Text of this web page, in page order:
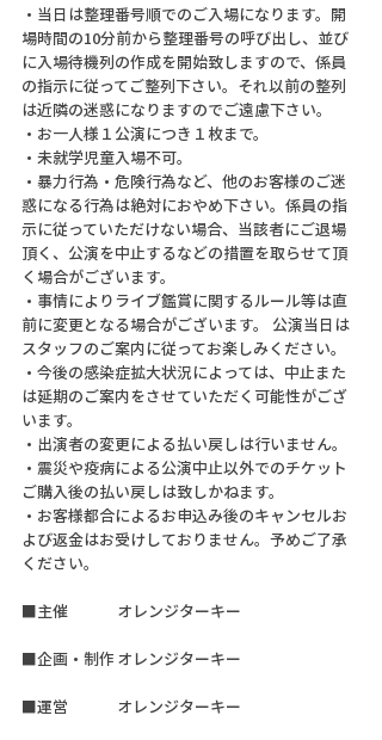
・当日は整理番号順でのご入場になります。開
場時間の10分前から整理番号の呼び出し、並び
に入場待機列の作成を開始致しますので、係員
の指示に従ってご整列下さい。それ以前の整列
は近隣の迷惑になりますのでご遠慮下さい。
・お一人様１公演につき１枚まで。
・未就学児童入場不可。
・暴力行為・危険行為など、他のお客様のご迷
惑になる行為は絶対におやめ下さい。係員の指
示に従っていただけない場合、当該者にご退場
頂く、公演を中止するなどの措置を取らせて頂
く場合がございます。
・事情によりライブ鑑賞に関するルール等は直
前に変更となる場合がございます。 公演当日は
スタッフのご案内に従ってお楽しみください。
・今後の感染症拡大状況によっては、中止また
は延期のご案内をさせていただく可能性がござ
います。
・出演者の変更による払い戻しは行いません。
・震災や疫病による公演中止以外でのチケット
ご購入後の払い戻しは致しかねます。
・お客様都合によるお申込み後のキャンセルお
よび返金はお受けしておりません。予めご了承
ください。
■主催	オレンジターキー
■企画・制作	オレンジターキー